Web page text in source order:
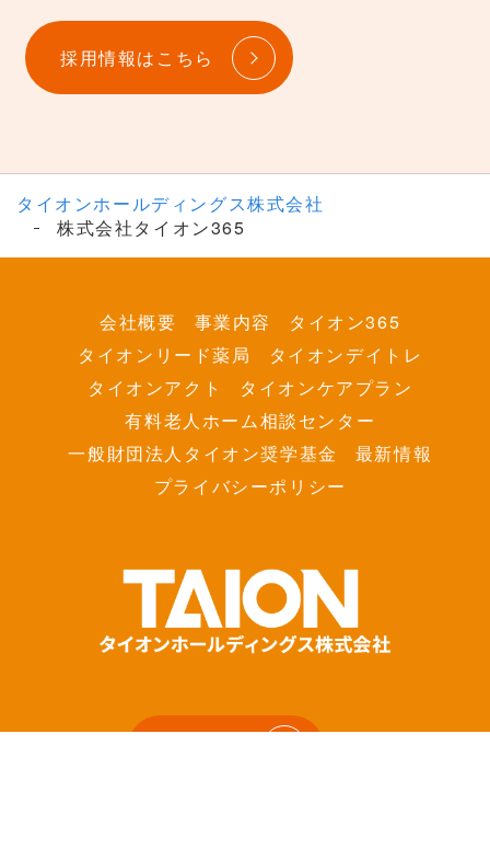
採用情報はこちら
タイオンホールディングス株式会社
株式会社タイオン365
会社概要 事業内容
タイオン365
タイオンリード薬局
タイオンデイトレ
タイオンアクト
タイオンケアプラン
有料老人ホーム相談センター
一般財団法人タイオン奨学基金
最新情報
プライバシーポリシー